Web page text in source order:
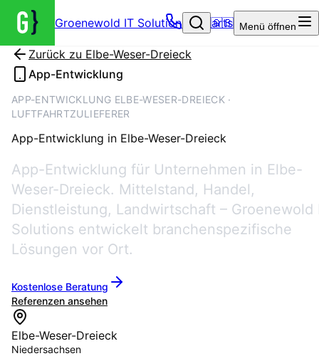
Groenewold IT Solutions – Startseite
🇬🇧 Menü öffnen
Zurück zu Elbe-Weser-Dreieck
App-Entwicklung
APP-ENTWICKLUNG ELBE-WESER-DREIECK ·
LUFTFAHRTZULIEFERER
App-Entwicklung in Elbe-Weser-Dreieck
App-Entwicklung für Unternehmen in Elbe-
Weser-Dreieck. Mittelstand, Handel,
Dienstleistung, Landwirtschaft – Groenewold
Solutions entwickelt branchenspezifische
Lösungen vor Ort.
Kostenlose Beratung
Referenzen ansehen
Elbe-Weser-Dreieck
Niedersachsen